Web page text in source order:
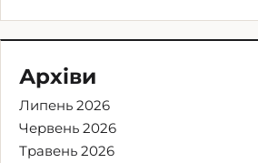
Архіви
Липень 2026
Червень 2026
Травень 2026